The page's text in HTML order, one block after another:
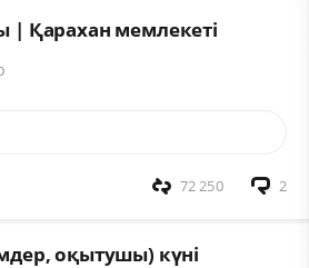
| Қарахан мемлекеті
2
72 250
оқытушы) күні